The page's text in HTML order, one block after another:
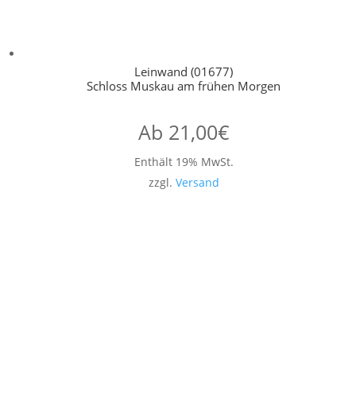
Leinwand (01677)
Schloss Muskau am frühen Morgen
Ab 21,00€
Enthält 19% MwSt.
zzgl. Versand